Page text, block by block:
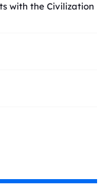
with the Civilization